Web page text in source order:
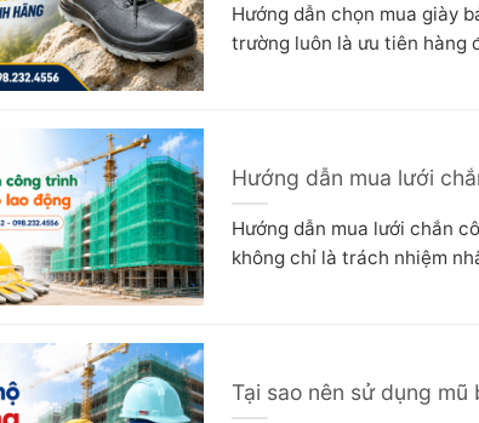
Hướng dẫn chọn mua giày
trường luôn là ưu tiên hàng
Hướng dẫn mua lưới
Hướng dẫn mua lưới chắn
không chỉ là trách nhiệm
Tại sao nên sử dụng mũ